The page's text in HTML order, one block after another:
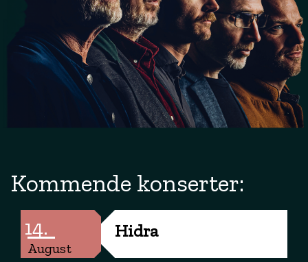
Kommende konserter:
14.
August
Hidra